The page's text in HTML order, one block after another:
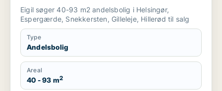
Eigil søger 40-93 m2 andelsbolig i Helsingør,
Espergærde, Snekkersten, Gilleleje, Hillerød til salg
Type
Andelsbolig
Areal
40 - 93 m2